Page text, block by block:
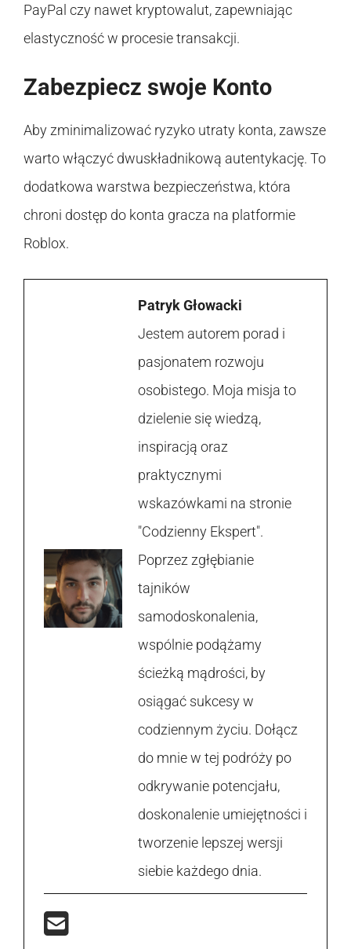
PayPal czy nawet kryptowalut, zapewniając
elastyczność w procesie transakcji.
Zabezpiecz swoje Konto
Aby zminimalizować ryzyko utraty konta, zawsze
warto włączyć dwuskładnikową autentykację. To
dodatkowa warstwa bezpieczeństwa, która
chroni dostęp do konta gracza na platformie
Roblox.
Patryk Głowacki
Jestem autorem porad i
pasjonatem rozwoju
osobistego. Moja misja to
dzielenie się wiedzą,
inspiracją oraz
praktycznymi
wskazówkami na stronie
"Codzienny Ekspert".
Poprzez zgłębianie
tajników
samodoskonalenia,
wspólnie podążamy
ścieżką mądrości, by
osiągać sukcesy w
codziennym życiu. Dołącz
do mnie w tej podróży po
odkrywanie potencjału,
doskonalenie umiejętności i
tworzenie lepszej wersji
siebie każdego dnia.